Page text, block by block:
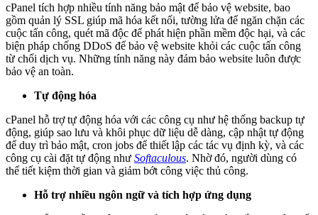
cPanel tích hợp nhiều tính năng bảo mật để bảo vệ website, bao
gồm quản lý SSL giúp mã hóa kết nối, tường lửa để ngăn chặn các
cuộc tấn công, quét mã độc để phát hiện phần mềm độc hại, và các
biện pháp chống DDoS để bảo vệ website khỏi các cuộc tấn công
từ chối dịch vụ. Những tính năng này đảm bảo website luôn được
bảo vệ an toàn.
Tự động hóa
cPanel hỗ trợ tự động hóa với các công cụ như hệ thống backup tự
động, giúp sao lưu và khôi phục dữ liệu dễ dàng, cập nhật tự động
để duy trì bảo mật, cron jobs để thiết lập các tác vụ định kỳ, và các
công cụ cài đặt tự động như Softaculous. Nhờ đó, người dùng có
thể tiết kiệm thời gian và giảm bớt công việc thủ công.
Hỗ trợ nhiều ngôn ngữ và tích hợp ứng dụng